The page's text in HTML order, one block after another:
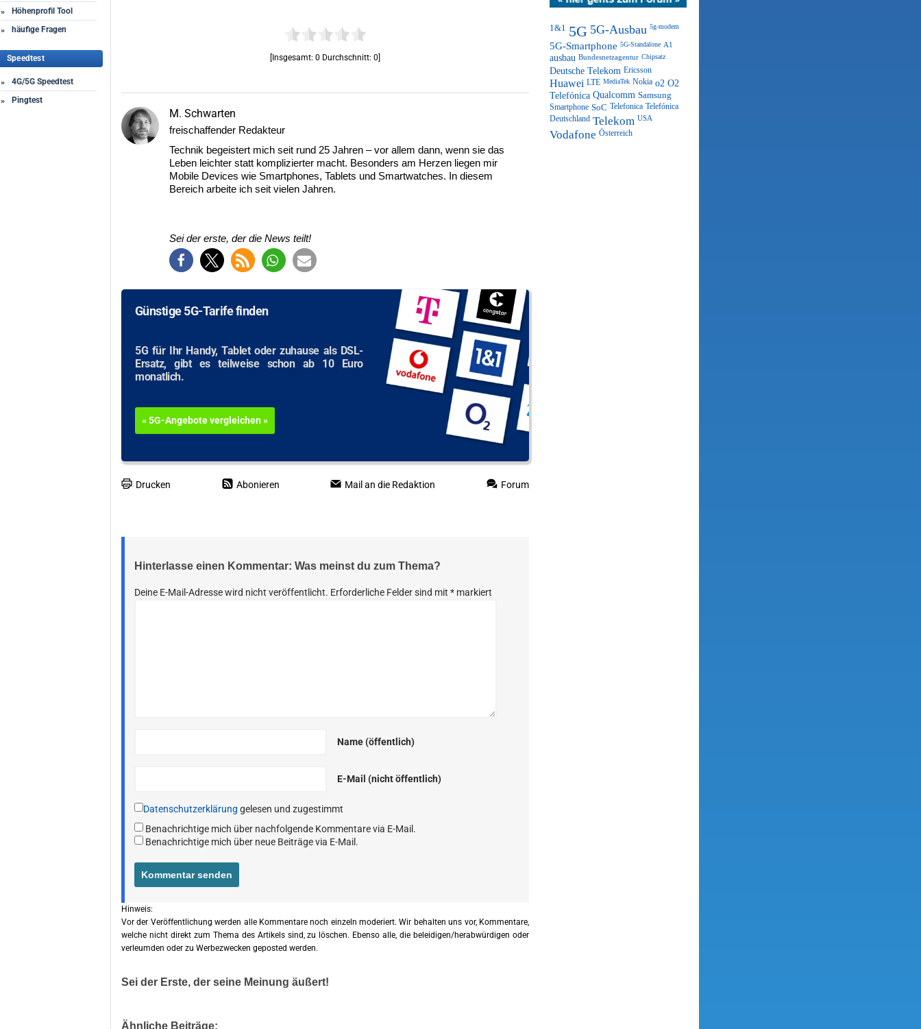
»
Höhenprofil Tool
»
häufige Fragen
Speedtest
»
4G/5G Speedtest
»
Pingtest
[Insgesamt: 0 Durchschnitt: 0
M. Schwarten
freischaffender Redakteur
Technik begeistert mich seit rund 25 Jahren – vor allem dann, wenn sie das
Leben leichter statt komplizierter macht. Besonders am Herzen liegen mir
Mobile Devices wie Smartphones, Tablets und Smartwatches. In diesem
Bereich arbeite ich seit vielen Jahren.
Sei der erste, der die News teilt!
Günstige 5G-Tarife finden
5G für Ihr Handy, Tablet oder zuhause als DSL-
Ersatz, gibt es teilweise schon ab 10 Euro
monatlich.
« 5G-Angebote vergleichen »
Drucken Abonieren Mail an die Redaktion Forum
Hinterlasse einen Kommentar: Was meinst du zum Thema?
Deine E-Mail-Adresse wird nicht veröffentlicht. Erforderliche Felder sind mit * markiert
Name (öffentlich)
E-Mail (nicht öffentlich)
Datenschutzerklärung gelesen und zugestimmt
Benachrichtige mich über nachfolgende Kommentare via E-Mail.
Benachrichtige mich über neue Beiträge via E-Mail.
Hinweis:
Vor der Veröffentlichung werden alle Kommentare noch einzeln moderiert. Wir behalten uns vor, Kommentare,
welche nicht direkt zum Thema des Artikels sind, zu löschen. Ebenso alle, die beleidigen/herabwürdigen oder
verleumden oder zu Werbezwecken geposted werden.
Sei der Erste, der seine Meinung äußert!
Ähnliche Beiträge:
1&1 5G 5G-Ausbau 5g-modem
5G-Smartphone 5G-Standalone A1
ausbau Bundesnetzagentur Chipsatz
Deutsche Telekom Ericsson
Huawei LTE MediaTek Nokia o2 O2
Telefónica Qualcomm Samsung
Smartphone SoC Telefonica Telefónica
Deutschland Telekom USA
Vodafone Österreich